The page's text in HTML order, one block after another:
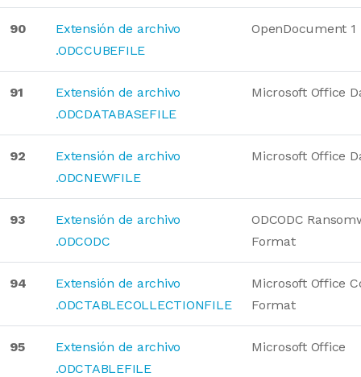
90
Extensión de archivo
.ODCCUBEFILE
OpenDocument 1
91
Extensión de archivo
.ODCDATABASEFILE
Microsoft Office
92
Extensión de archivo
.ODCNEWFILE
Microsoft Office
93
Extensión de archivo
.ODCODC
ODCODC
Format
94
Extensión de archivo
.ODCTABLECOLLECTIONFILE
Microsoft Office
Format
95
Extensión de archivo
.ODCTABLEFILE
Microsoft Office